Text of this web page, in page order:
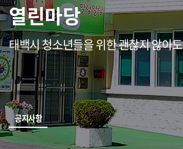
열린마당
태백시 청소년들을 위한 괜찮지 않아
공지사항